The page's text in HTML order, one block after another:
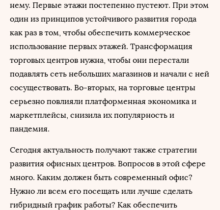
нему. Первые этажи постепенно пустеют. При этом
один из принципов устойчивого развития города
как раз в том, чтобы обеспечить коммерческое
использование первых этажей. Трансформация
торговых центров нужна, чтобы они перестали
подавлять сеть небольших магазинов и начали с ней
сосуществовать. Во-вторых, на торговые центры
серьезно повлияли платформенная экономика и
маркетплейсы, снизила их популярность и
пандемия.
Сегодня актуальность получают также стратегии
развития офисных центров. Вопросов в этой сфере
много. Каким должен быть современный офис?
Нужно ли всем его посещать или лучше сделать
гибридный график работы? Как обеспечить